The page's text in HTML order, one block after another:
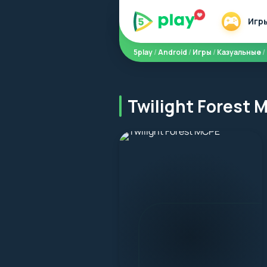
5play/Android /Игры /Казуальные/
Twilight Forest